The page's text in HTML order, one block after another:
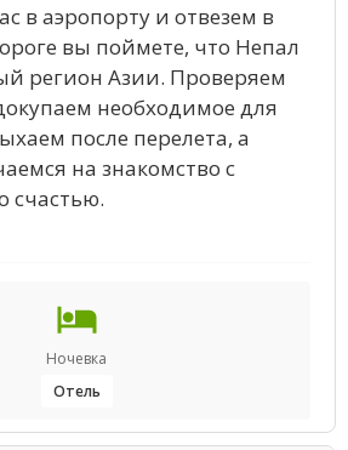
в аэропорту и отвезем в
вы поймете, что Непал
регион Азии. Проверяем
необходимое для
после перелета, а
на знакомство с
счастью.
Ночевка
Отель